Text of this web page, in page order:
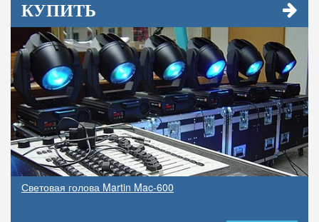
КУПИТЬ
Световая голова Martin Mac-600